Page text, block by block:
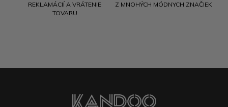
REKLAMÁCIÍ A VRÁTENIE
TOVARU
Z MNOHÝCH MÓDNYCH ZNAČIEK